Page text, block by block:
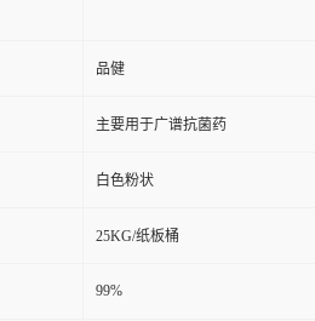
品健
主要用于广谱抗菌药
白色粉状
25KG/纸板桶
99%